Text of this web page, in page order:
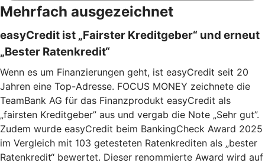
Mehrfach ausgezeichnet
easyCredit ist „Fairster Kreditgeber“ und erneut
„Bester Ratenkredit“
Wenn es um Finanzierungen geht, ist easyCredit seit 20
Jahren eine Top-Adresse. FOCUS MONEY zeichnete die
TeamBank AG für das Finanzprodukt easyCredit als
„fairsten Kreditgeber” aus und vergab die Note „Sehr gut”.
Zudem wurde easyCredit beim BankingCheck Award 2025
im Vergleich mit 103 getesteten Ratenkrediten als „bester
Ratenkredit“ bewertet. Dieser renommierte Award wird auf